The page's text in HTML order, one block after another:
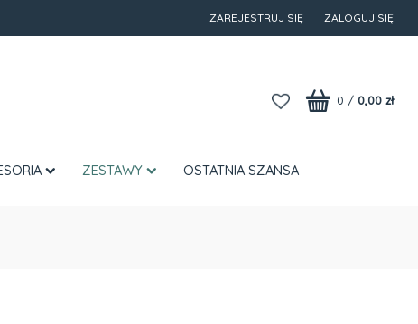
ZAREJESTRUJ SIĘ ZALOGUJ SIĘ
0 / 0,00 zł
ZESTAWY OSTATNIA SZANSA